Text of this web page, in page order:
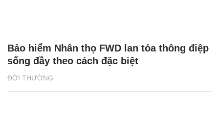
ĐỜI THƯỜNG
Bảo hiểm Nhân thọ FWD lan tỏa thông điệp
sống đầy theo cách đặc biệt